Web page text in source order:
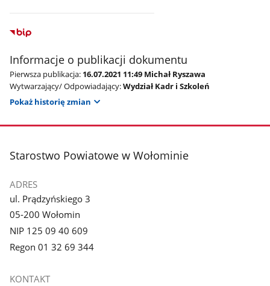
Informacje o publikacji dokumentu
Pierwsza publikacja: 16.07.2021 11:49 Michał Ryszawa
Wytwarzający/ Odpowiadający:Wydział Kadr i Szkoleń
Pokaż historię zmian
stopka
Starostwo Powiatowe w Wołominie
ADRES
ul. Prądzyńskiego 3
05-200 Wołomin
NIP 125 09 40 609
Regon 01 32 69 344
KONTAKT